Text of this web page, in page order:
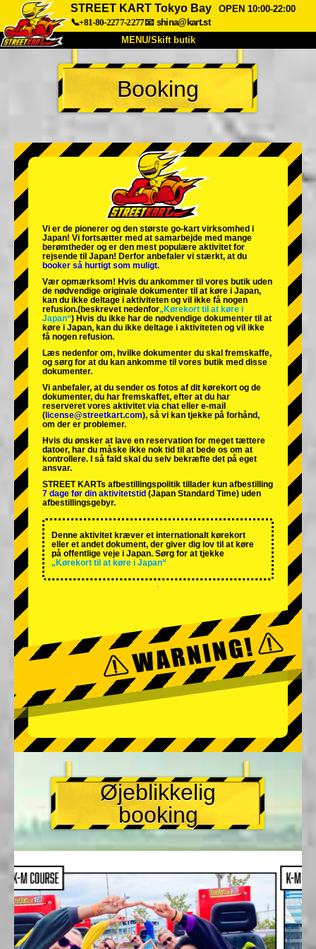
STREET KART Tokyo Bay
OPEN 10:00-22:00
📞+81-80-2277-2277📧 shina@kart.st
MENU/Skift butik
TOP
Om Specifikationer Pris
Virksomhed Booking
Skift butik
Tokyo Shinagawa Tokyo Akihabara#1
Tokyo Akihabara#2
Tokyo Shibuya Annex Tokyo Bay
Tokyo Asakusa Osaka
Okinawa
Booking
Vi er de pionerer og den største go-kart virksomhed i
Japan! Vi fortsætter med at samarbejde med mange
berømtheder og er den mest populære aktivitet for
rejsende til Japan! Derfor anbefaler vi stærkt, at du
booker så hurtigt som muligt.
Vær opmærksom! Hvis du ankommer til vores butik uden
de nødvendige originale dokumenter til at køre i Japan,
kan du ikke deltage i aktiviteten og vil ikke få nogen
refusion.(beskrevet nedenfor„Kørekort til at køre i
Japan“) Hvis du ikke har de nødvendige dokumenter til at
køre i Japan, kan du ikke deltage i aktiviteten og vil ikke
få nogen refusion.
Læs nedenfor om, hvilke dokumenter du skal fremskaffe,
og sørg for at du kan ankomme til vores butik med disse
dokumenter.
Vi anbefaler, at du sender os fotos af dit kørekort og de
dokumenter, du har fremskaffet, efter at du har
reserveret vores aktivitet via chat eller e-mail
( license@streetkart.com), så vi kan tjekke på forhånd,
om der er problemer.
Hvis du ønsker at lave en reservation for meget tættere
datoer, har du måske ikke nok tid til at bede os om at
kontrollere. I så fald skal du selv bekræfte det på eget
ansvar.
STREET KARTs afbestillingspolitik tillader kun afbestilling
7 dage før din aktivitetstid (Japan Standard Time) uden
afbestillingsgebyr.
Denne aktivitet kræver et internationalt kørekort
eller et andet dokument, der giver dig lov til at køre
på offentlige veje i Japan. Sørg for at tjekke
„Kørekort til at køre i Japan“
Øjeblikkelig
booking